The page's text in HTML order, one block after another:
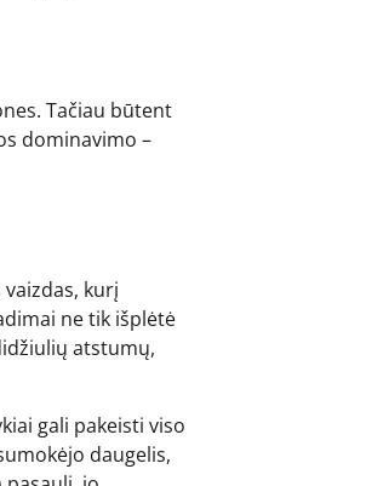
Tačiau būtent
dominavimo –
kurį
ne tik išplėtė
atstumų,
gali pakeisti viso
daugelis,